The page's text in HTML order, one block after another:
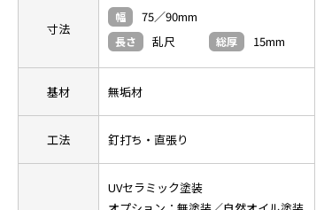
寸法
幅 75／90mm
長さ 乱尺 総厚 15mm
基材 無垢材
工法 釘打ち・直張り
UVセラミック塗装